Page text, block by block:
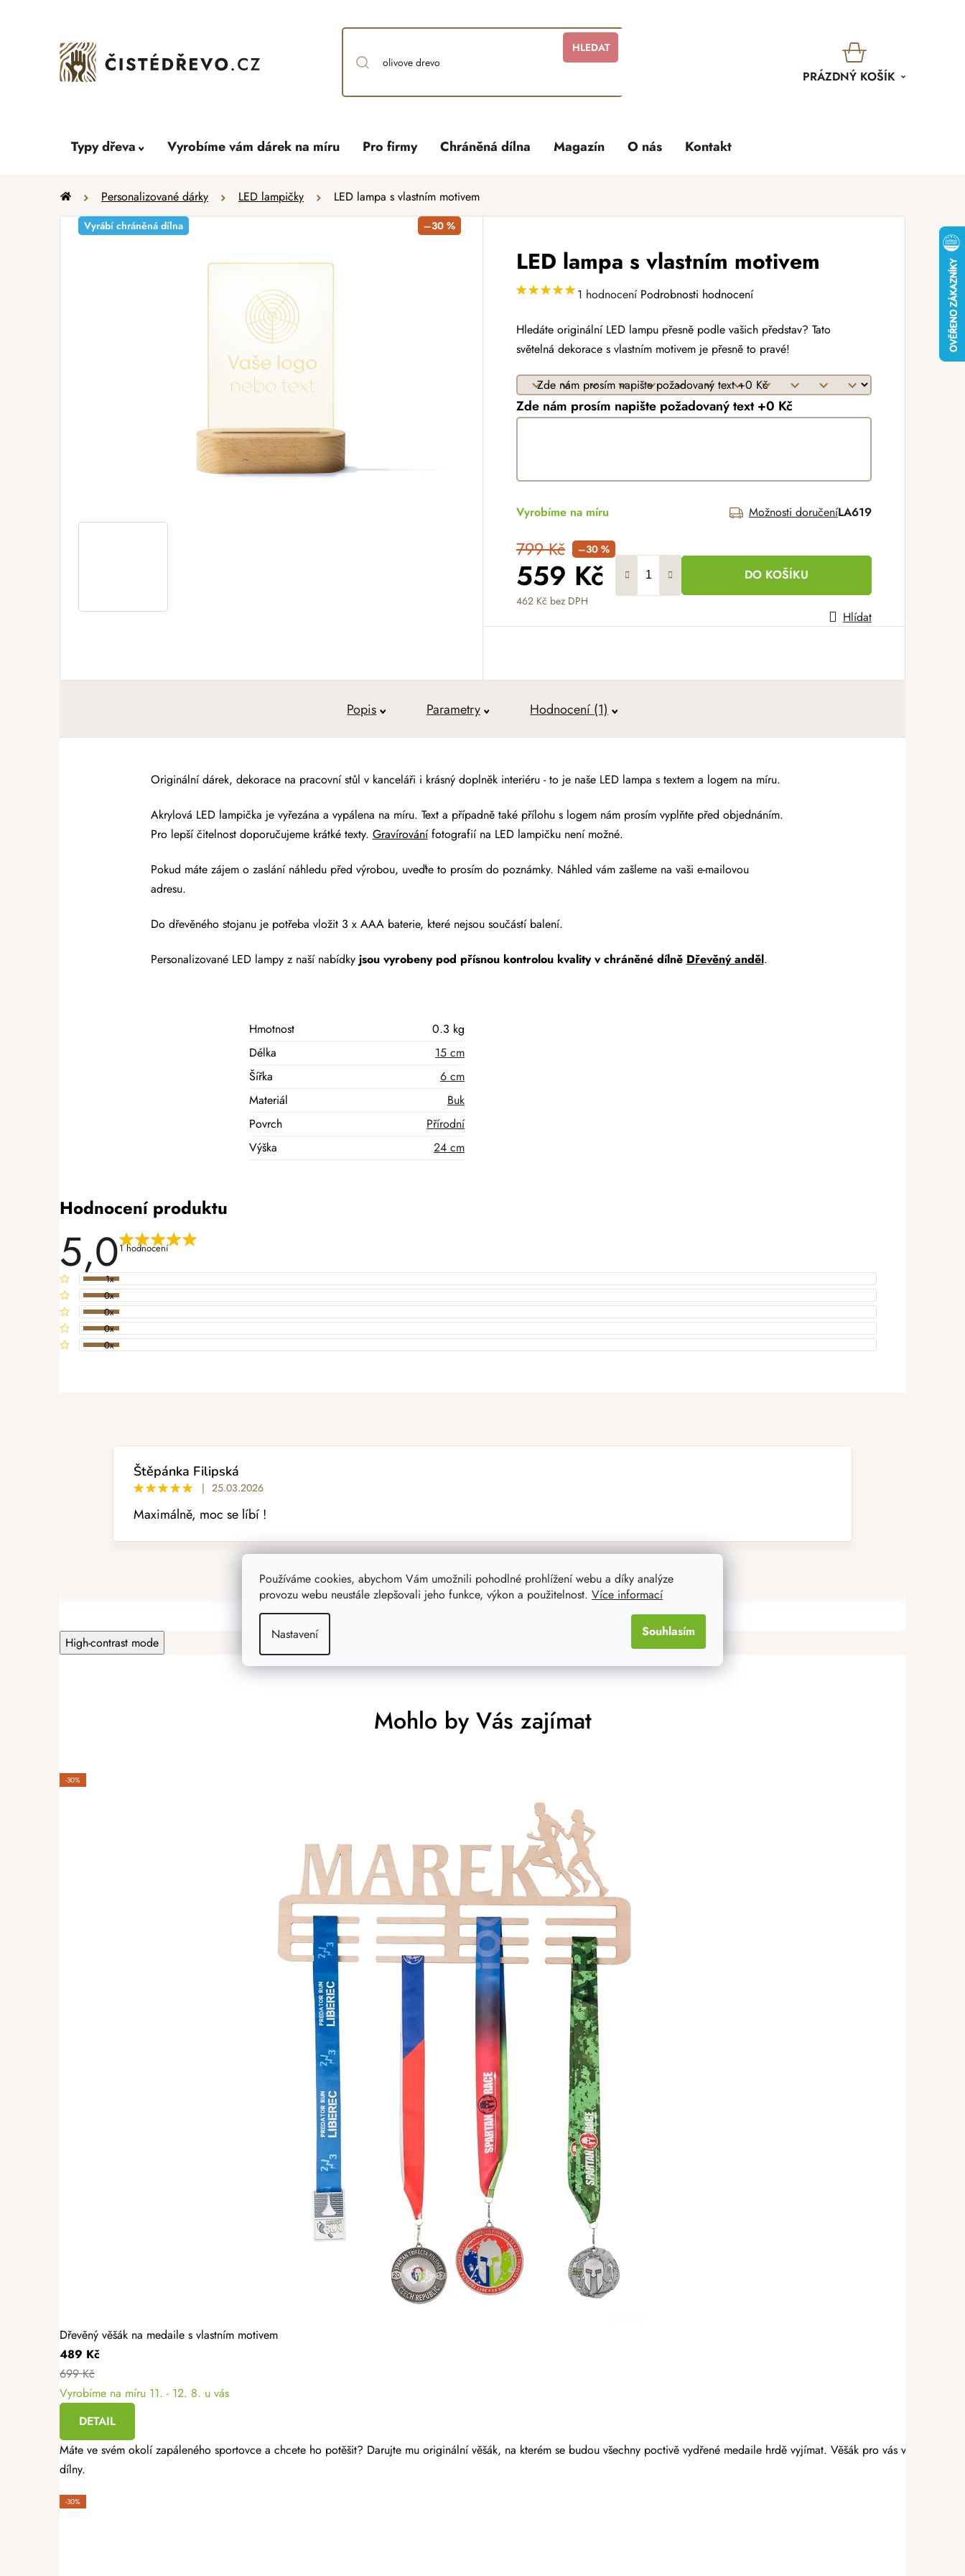
Používáme cookies, abychom Vám umožnili pohodlné prohlížení webu a díky analýze
provozu webu neustále zlepšovali jeho funkce, výkon a použitelnost. Více informací
Nastavení Souhlasím
HLEDAT
KOŠÍK
PRÁZDNÝ KOŠÍK
Typy dřeva Vyrobíme vám dárek na míru Pro firmy Chráněná dílna Magazín O nás Kontakt
Domů Personalizované dárky LED lampičky LED lampa s vlastním motivem
LED lampa s vlastním motivem
1 hodnocení Podrobnosti hodnocení
Hledáte originální LED lampu přesně podle vašich představ? Tato
světelná dekorace s vlastním motivem je přesně to pravé!
Zde nám prosím napište požadovaný text +0 Kč
Vyrobíme na míru Možnosti doručeníLA619
799 Kč –30 %
559 Kč
462 Kč bez DPH
Měrná cena:
DO KOŠÍKU
Hlídat
Vyrábí chráněná dílna –30 %
Popis Parametry Hodnocení (1)
Originální dárek, dekorace na pracovní stůl v kanceláři i krásný doplněk interiéru - to je naše LED lampa s textem a logem na míru.
Akrylová LED lampička je vyřezána a vypálena na míru. Text a případně také přílohu s logem nám prosím vyplňte před objednáním.
Pro lepší čitelnost doporučujeme krátké texty. Gravírovánífotografií na LED lampičku není možné.
Pokud máte zájem o zaslání náhledu před výrobou, uveďte to prosím do poznámky. Náhled vám zašleme na vaši e-mailovou
adresu.
Do dřevěného stojanu je potřeba vložit 3 x AAA baterie, které nejsou součástí balení.
Personalizované LED lampy z naší nabídky jsou vyrobeny pod přísnou kontrolou kvality v chráněné dílně Dřevěný anděl.
Hmotnost
0.3 kg
Délka
15 cm
Šířka
6 cm
Materiál
Buk
Povrch
Přírodní
Výška
24 cm
Hodnocení produktu
5,01 hodnocení
1x
0x
0x
0x
0x
Štěpánka Filipská
| 25.03.2026
Maximálně, moc se líbí !
High-contrast mode
Mohlo by Vás zajímat
-30%
Dřevěný věšák na medaile s vlastním motivem
489 Kč
699 Kč
Vyrobíme na míru 11. - 12. 8. u vás
DETAIL
Máte ve svém okolí zapáleného sportovce a chcete ho potěšit? Darujte mu originální věšák, na kterém se budou všechny poctivě vydřené medaile hrdě vyjímat. Věšák pro vás vyrobí
dílny.
-30%